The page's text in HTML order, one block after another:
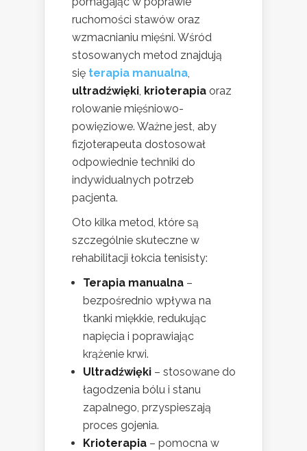
ruchomości stawów oraz
wzmacnianiu mięśni. Wśród
stosowanych metod znajdują
się terapia manualna,
ultradźwięki, krioterapia oraz
rolowanie mięśniowo-
powięziowe. Ważne jest, aby
fizjoterapeuta dostosował
odpowiednie techniki do
indywidualnych potrzeb
pacjenta.
Oto kilka metod, które są
szczególnie skuteczne w
rehabilitacji łokcia tenisisty:
Terapia manualna –
bezpośrednio wpływa na
tkanki miękkie, redukując
napięcia i poprawiając
krążenie krwi.
Ultradźwięki – stosowane do
łagodzenia bólu i stanu
zapalnego, przyspieszają
proces gojenia.
Krioterapia – pomocna w